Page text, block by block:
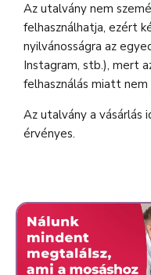
Az utalvány nem
felhasználhatja, ezért
nyilvánosságra az
Instagram, stb.), mert
felhasználás miatt
Az utalvány a vásárlás
érvényes.